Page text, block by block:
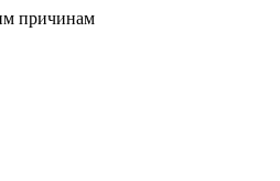
причинам